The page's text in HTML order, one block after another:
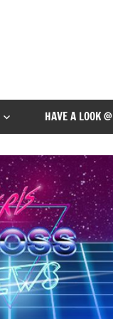
HAVE A LOOK @